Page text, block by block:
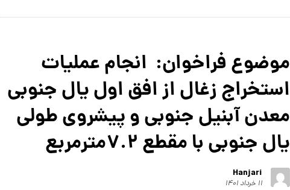
موضوع فراخوان: انجام عملیات
استخراج زغال از افق اول یال جنوبی
معدن آبنیل جنوبی و پیشروی طولی
یال جنوبی با مقطع ۷.۲مترمربع
Hanjari
۱۱ خرداد ۱۴۰۱